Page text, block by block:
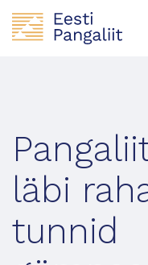
läbi
tunnid